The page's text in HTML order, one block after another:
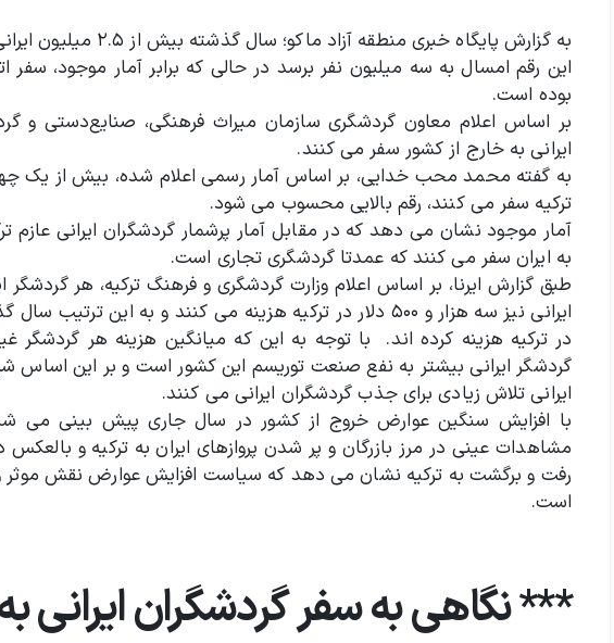
به گزارش پایگاه خبری
بوده است.
ایرانی به خارج از کشور سفر می کنند.
به گفته محمد محب خدایی، بر اساس آمار رسمی اعلام شده، بیش از یک
ترکیه سفر می کنند، رقم بالایی محسوب می شود.
به ایران سفر می کنند که عمدتا گردشگری تجاری است.
طبق گزارش ایرنا، بر اساس اعلام وزارت گردشگری و فرهنگ ترکیه، هر گردشگر
گردشگر ایرانی بیشتر به نفع صنعت توریسم این کشور است و بر این اساس
ایرانی تلاش زیادی برای جذب گردشگران ایرانی می کنند.
با افزایش سنگین عوارض خروج از کشور در سال جاری پیش بینی می شد
مشاهدات عینی در مرز بازرگان و پر شدن پروازهای ایران به ترکیه و
رفت و برگشت به ترکیه نشان می دهد که سیاست افزایش عوارض نقش موثر و
است.
*** نگاهی به سفر گردشگران ایرانی